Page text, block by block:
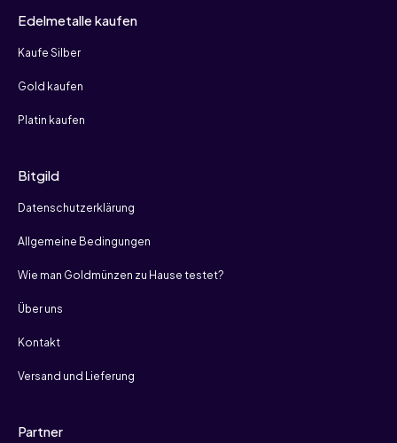
Edelmetalle kaufen
Kaufe Silber
Gold kaufen
Platin kaufen
Bitgild
Datenschutzerklärung
Allgemeine Bedingungen
Wie man Goldmünzen zu Hause testet?
Über uns
Kontakt
Versand und Lieferung
Partner